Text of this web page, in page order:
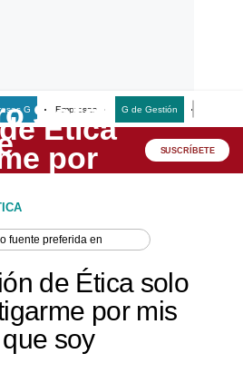
G Empresas G de Gestión
SUSCRÍBETE
fuente preferida en
de Ética solo
por mis
soy